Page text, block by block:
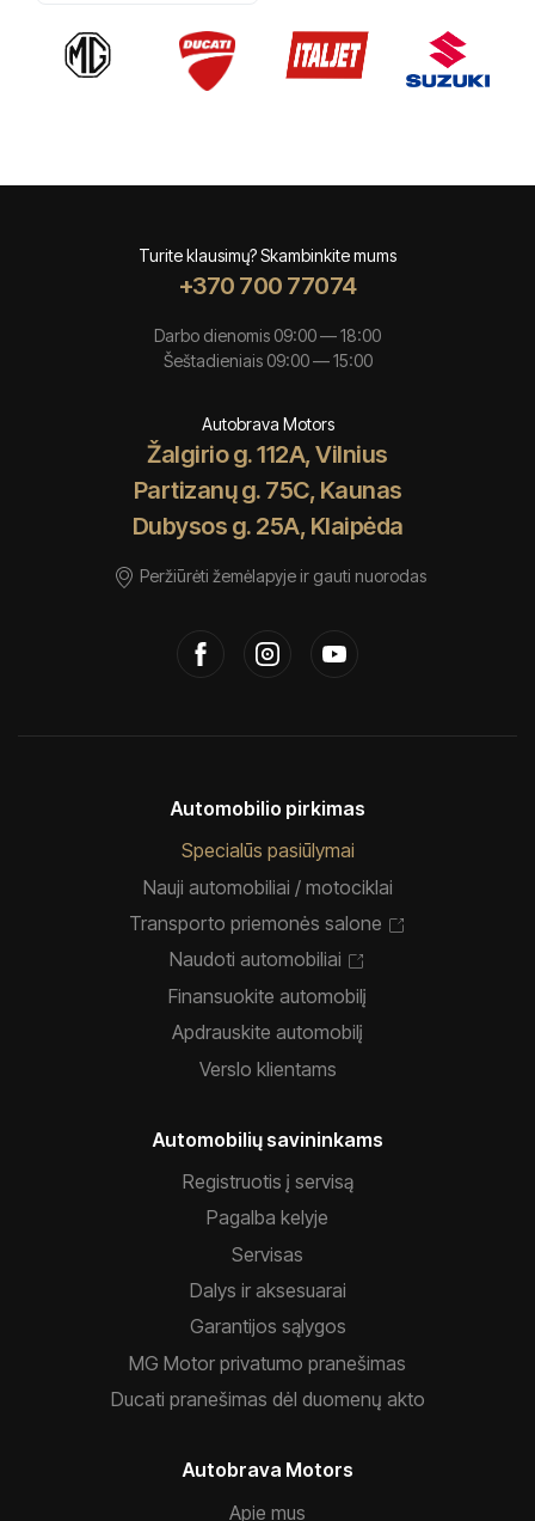
Turite klausimų? Skambinkite mums
+370 700 77074
Darbo dienomis 09:00 — 18:00
Šeštadieniais 09:00 — 15:00
Autobrava Motors
Žalgirio g. 112A, Vilnius
Partizanų g. 75C, Kaunas
Dubysos g. 25A, Klaipėda
Peržiūrėti žemėlapyje ir gauti nuorodas
Automobilio pirkimas
Specialūs pasiūlymai
Nauji automobiliai / motociklai
Transporto priemonės salone
Naudoti automobiliai
Finansuokite automobilį
Apdrauskite automobilį
Verslo klientams
Automobilių savininkams
Registruotis į servisą
Pagalba kelyje
Servisas
Dalys ir aksesuarai
Garantijos sąlygos
MG Motor privatumo pranešimas
Ducati pranešimas dėl duomenų akto
Autobrava Motors
Apie mus